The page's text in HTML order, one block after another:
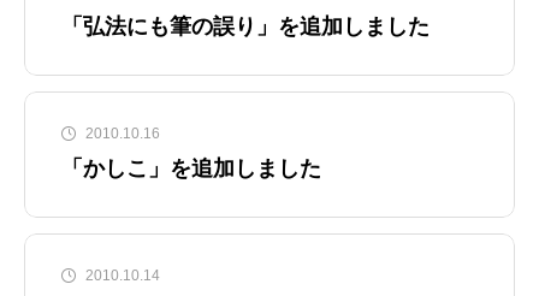
「弘法にも筆の誤り」を追加しました
2010.10.16
「かしこ」を追加しました
2010.10.14